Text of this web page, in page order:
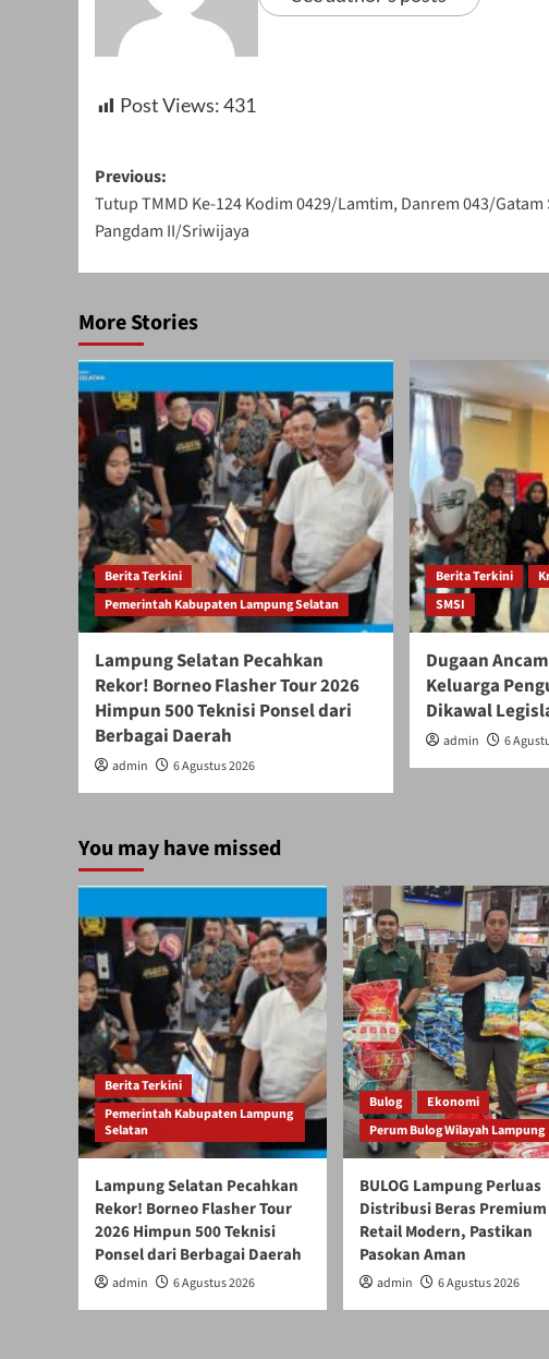
Post Views:431
Post
navigation
Previous:
Tutup TMMD Ke-124 Kodim 0429/Lamtim, Danrem 043/Gatam
Pangdam II/Sriwijaya
More Stories
Berita Terkini
Pemerintah Kabupaten Lampung Selatan
Lampung Selatan Pecahkan
Rekor! Borneo Flasher Tour 2026
Himpun 500 Teknisi Ponsel dari
Berbagai Daerah
admin 6 Agustus 2026
Berita Terkini
SMSI
Dugaan
Keluarga
Dikawal
admin 6
You may have missed
Berita Terkini
Pemerintah Kabupaten Lampung
Selatan
Lampung Selatan Pecahkan
Rekor! Borneo Flasher Tour
2026 Himpun 500 Teknisi
Ponsel dari Berbagai Daerah
admin 6 Agustus 2026
Bulog
Ekonomi
Perum Bulog Wilayah Lampung
BULOG Lampung Perluas
Distribusi Beras
Retail Modern, Pastikan
Pasokan Aman
admin 6 Agustus 2026